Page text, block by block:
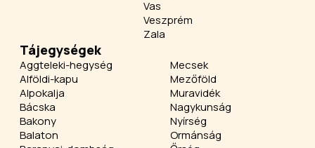
Vas
Veszprém
Zala
Tájegységek
Aggteleki-hegység
Alföldi-kapu
Alpokalja
Bácska
Bakony
Balaton
Mecsek
Mezőföld
Muravidék
Nagykunság
Nyírség
Ormánság